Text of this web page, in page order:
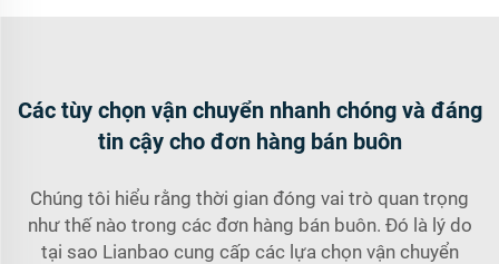
Các tùy chọn vận chuyển nhanh chóng và đáng
tin cậy cho đơn hàng bán buôn
Chúng tôi hiểu rằng thời gian đóng vai trò quan trọng
như thế nào trong các đơn hàng bán buôn. Đó là lý do
tại sao Lianbao cung cấp các lựa chọn vận chuyển